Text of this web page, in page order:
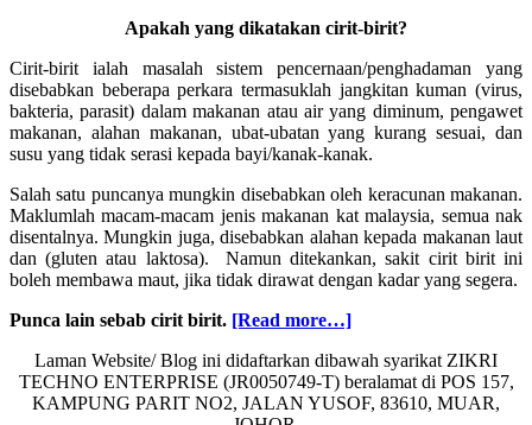
Apakah yang dikatakan cirit-birit?
Cirit-birit ialah masalah sistem pencernaan/penghadaman yang
disebabkan beberapa perkara termasuklah jangkitan kuman (virus,
bakteria, parasit) dalam makanan atau air yang diminum, pengawet
makanan, alahan makanan, ubat-ubatan yang kurang sesuai, dan
susu yang tidak serasi kepada bayi/kanak-kanak.
Salah satu puncanya mungkin disebabkan oleh keracunan makanan.
Maklumlah macam-macam jenis makanan kat malaysia, semua nak
disentalnya. Mungkin juga, disebabkan alahan kepada makanan laut
dan (gluten atau laktosa). Namun ditekankan, sakit cirit birit ini
boleh membawa maut, jika tidak dirawat dengan kadar yang segera.
Punca lain sebab cirit birit. [Read more…]about
untuk
merawat
cirit
Laman Website/ Blog ini didaftarkan dibawah syarikat ZIKRI
TECHNO ENTERPRISE (JR0050749-T) beralamat di POS 157,
KAMPUNG PARIT NO2, JALAN YUSOF, 83610, MUAR,